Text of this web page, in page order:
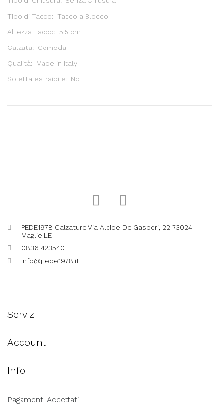
Tipo di Tacco: Tacco a Blocco
Altezza Tacco: 5,5 cm
Calzata: Comoda
Qualità: Made in Italy
Soletta estraibile: No
PEDE1978 Calzature Via Alcide De Gasperi, 22 73024
Maglie LE
0836 423540
info@pede1978.it
Servizi
Account
Info
Pagamenti Accettati